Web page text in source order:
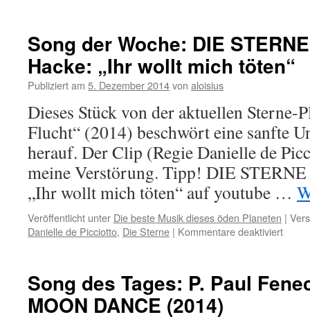
Song der Woche: DIE
Hacke: „Ihr wollt mich töten“
Publiziert am 5. Dezember 2014von aloisius
Dieses Stück von der aktuellen Sterne-
Flucht“ (2014) beschwört eine sanfte
herauf. Der Clip (Regie Danielle de
meine Verstörung. Tipp! DIE
„Ihr wollt mich töten“ auf youtube …
Veröffentlicht unter Die beste Musik dieses öden Planeten |
Danielle de Picciotto, Die Sterne | Kommentare deaktiviertfür
DIE
Song des Tages: P. Paul
MOON DANCE (2014)